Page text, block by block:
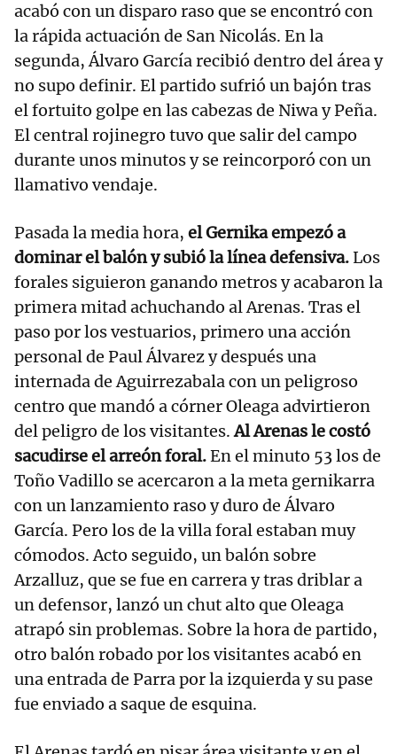
acabó con un disparo raso que se encontró con
la rápida actuación de San Nicolás. En la
segunda, Álvaro García recibió dentro del área y
no supo definir. El partido sufrió un bajón tras
el fortuito golpe en las cabezas de Niwa y Peña.
El central rojinegro tuvo que salir del campo
durante unos minutos y se reincorporó con un
llamativo vendaje.
Pasada la media hora, el Gernika empezó a
dominar el balón y subió la línea defensiva.Los
forales siguieron ganando metros y acabaron la
primera mitad achuchando al Arenas. Tras el
paso por los vestuarios, primero una acción
personal de Paul Álvarez y después una
internada de Aguirrezabala con un peligroso
centro que mandó a córner Oleaga advirtieron
del peligro de los visitantes.Al Arenas le costó
sacudirse el arreón foral.En el minuto 53 los de
Toño Vadillo se acercaron a la meta gernikarra
con un lanzamiento raso y duro de Álvaro
García. Pero los de la villa foral estaban muy
cómodos. Acto seguido, un balón sobre
Arzalluz, que se fue en carrera y tras driblar a
un defensor, lanzó un chut alto que Oleaga
atrapó sin problemas. Sobre la hora de partido,
otro balón robado por los visitantes acabó en
una entrada de Parra por la izquierda y su pase
fue enviado a saque de esquina.